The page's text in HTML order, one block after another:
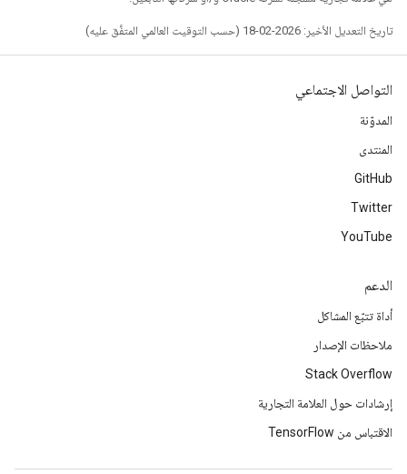
تاريخ التعديل الأخير: 2026-02-18 (حسب التوقيت العالمي المتفَّق عليه)
التواصل الاجتماعي
المدوّنة
المنتدى
GitHub
Twitter
YouTube
الدعم
أداة تتبّع المشاكل
ملاحظات الإصدار
Stack Overflow
إرشادات حول العلامة التجارية
الاقتباس من TensorFlow